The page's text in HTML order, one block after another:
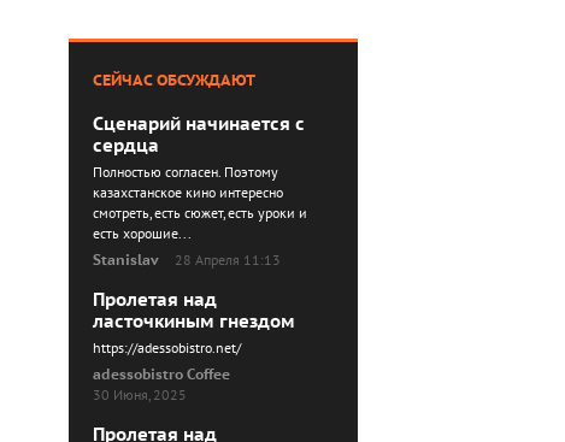
СЕЙЧАС ОБСУЖДАЮТ
Сценарий начинается с
сердца
Полностью согласен. Поэтому
казахстанское кино интересно
смотреть, есть сюжет, есть уроки и
есть хорошие...
Stanislav
28 Апреля 11:13
Пролетая над
ласточкиным гнездом
https://adessobistro.net/
adessobistro Coffee
30 Июня, 2025
Пролетая над